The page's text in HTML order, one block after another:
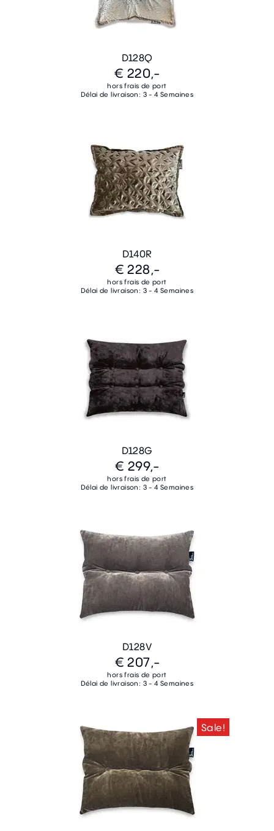
D128Q
€ 220,-
hors frais de port
Délai de livraison: 3 - 4 Semaines
D140R
€ 228,-
hors frais de port
Délai de livraison: 3 - 4 Semaines
D128G
€ 299,-
hors frais de port
Délai de livraison: 3 - 4 Semaines
D128V
€ 207,-
hors frais de port
Délai de livraison: 3 - 4 Semaines
Sale!